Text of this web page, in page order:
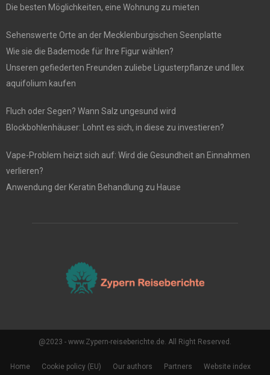
Die besten Möglichkeiten, eine Wohnung zu mieten
Sehenswerte Orte an der Mecklenburgischen Seenplatte
Wie sie die Bademode für Ihre Figur wählen?
Unseren gefiederten Freunden zuliebe Ligusterpflanze und Ilex
aquifolium kaufen
Fluch oder Segen? Wann Salz ungesund wird
Blockbohlenhäuser: Lohnt es sich, in diese zu investieren?
Vape-Problem heizt sich auf: Wird die Gesundheit an Einnahmen
verlieren?
Anwendung der Keratin Behandlung zu Hause
@2023 - www.Zypern-reiseberichte.de. All Right Reserved.
Home Cookie policy (EU) Our authors Partners Website index